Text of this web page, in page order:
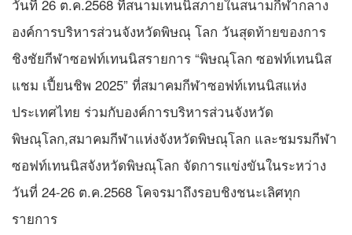
วันที่ 26 ต.ค.2568 ที่สนามเทนนิสภายในสนามกีฬากลาง
องค์การบริหารส่วนจังหวัดพิษณุ โลก วันสุดท้ายของการ
ชิงชัยกีฬาซอฟท์เทนนิสรายการ “พิษณุโลก ซอฟท์เทนนิส
แชม เปี้ยนชิพ 2025” ที่สมาคมกีฬาซอฟท์เทนนิสแห่ง
ประเทศไทย ร่วมกับองค์การบริหารส่วนจังหวัด
พิษณุโลก,สมาคมกีฬาแห่งจังหวัดพิษณุโลก และชมรมกีฬา
ซอฟท์เทนนิสจังหวัดพิษณุโลก จัดการแข่งขันในระหว่าง
วันที่ 24-26 ต.ค.2568 โคจรมาถึงรอบชิงชนะเลิศทุก
รายการ